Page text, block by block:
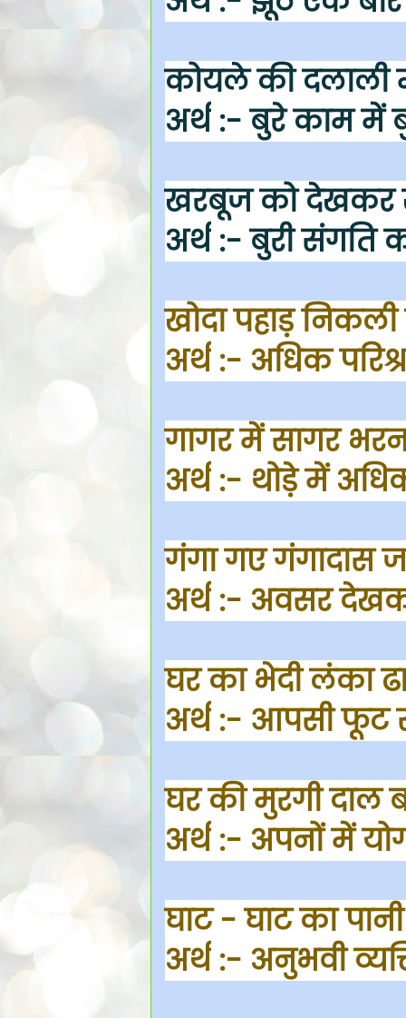
कोयले की दलाली
अर्थ :- बुरे काम में
खरबूज को देखकर
अर्थ :- बुरी संगति
खोदा पहाड़
अर्थ :- अधिक
गागर में सागर
अर्थ :- थोड़े में
गंगा गए गंगादास
अर्थ :- अवसर
घर का भेदी लंका
अर्थ :- आपसी फूट से
घर की मुरगी दाल
अर्थ :- अपनों में
घाट - घाट का
अर्थ :- अनुभवी